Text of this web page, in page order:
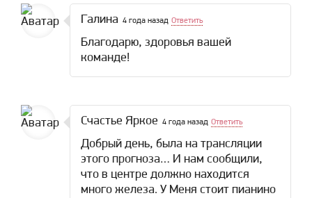
Галина 4 года назад Ответить
Благодарю, здоровья вашей
команде!
Счастье Яркое 4 года назад Ответить
Добрый день, была на трансляции
этого прогноза… И нам сообщили,
что в центре должно находится
много железа. У Меня стоит пианино